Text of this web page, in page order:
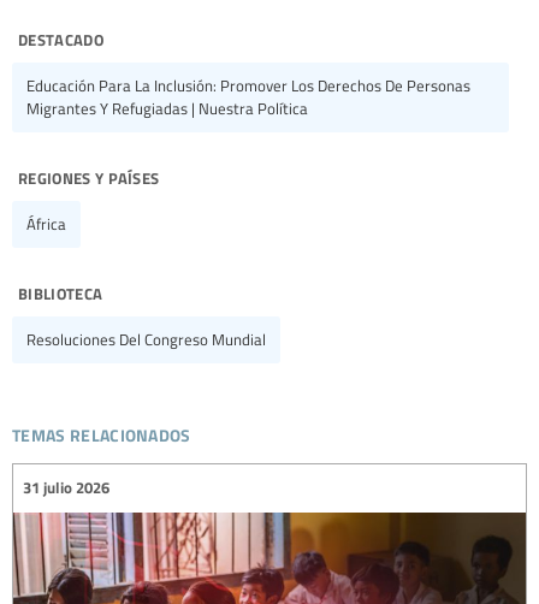
destacado
Educación Para La Inclusión: Promover Los Derechos De Personas
Migrantes Y Refugiadas | Nuestra Política
regiones y países
África
biblioteca
Resoluciones Del Congreso Mundial
temas relacionados
31 julio 2026